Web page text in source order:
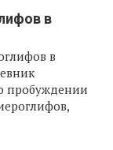
в
в
пробуждении